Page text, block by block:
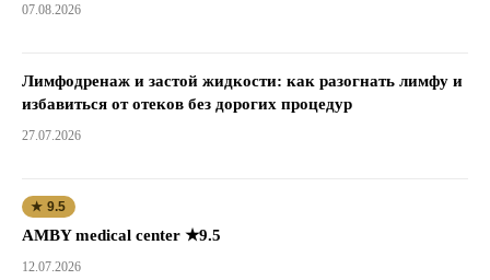
07.08.2026
Лимфодренаж и застой жидкости: как разогнать лимфу и
избавиться от отеков без дорогих процедур
27.07.2026
★ 9.5
AMBY medical center ★9.5
12.07.2026